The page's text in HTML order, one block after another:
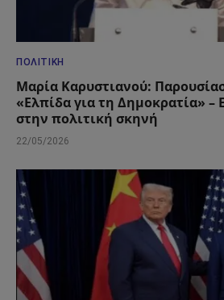
ΠΟΛΙΤΙΚΉ
Μαρία Καρυστιανού:
«Ελπίδα για τη Δημοκρατία» –
στην πολιτική σκηνή
22/05/2026